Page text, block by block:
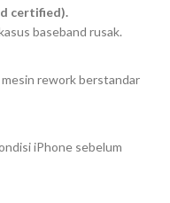
certified).
baseband rusak.
rework berstandar
iPhone sebelum